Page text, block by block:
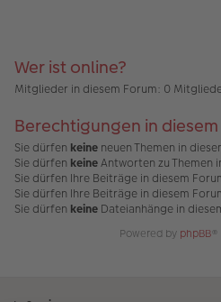
g
B
tr
g
Wer ist online?
Mitglieder in diesem Forum: 0
Berechtigungen in diesem
Sie dürfen keine neuen Themen in
Sie dürfen keineAntworten zu Themen
Sie dürfen Ihre Beiträge in diesem
Sie dürfen Ihre Beiträge in diesem
Sie dürfen keine Dateianhänge in
Powered by phpBB